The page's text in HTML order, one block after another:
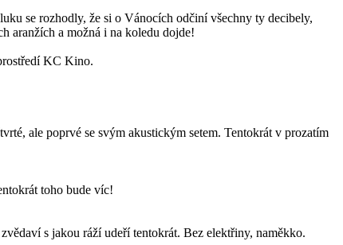
se rozhodly, že si o Vánocích odčiní všechny ty decibely,
aranžích a možná i na koledu dojde!
KC Kino.
ale poprvé se svým akustickým setem. Tentokrát v prozatím
toho bude víc!
s jakou ráží udeří tentokrát. Bez elektřiny, naměkko.